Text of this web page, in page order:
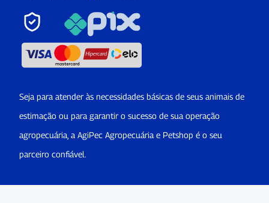
Seja para atender às necessidades básicas de seus animais de
estimação ou para garantir o sucesso de sua operação
agropecuária, a AgiPec Agropecuária e Petshop é o seu
parceiro confiável.